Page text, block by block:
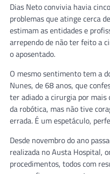
Dias Neto convivia havia
problemas que atinge cerca
estimam as entidades e
arrependo de não ter feito a
o aposentado.
O mesmo sentimento tem a
Nunes, de 68 anos, que
ter adiado a cirurgia por mais
da robótica, mas não tive
errada. É um espetáculo,
Desde novembro do ano
realizada no Austa Hospital,
procedimentos, todos com